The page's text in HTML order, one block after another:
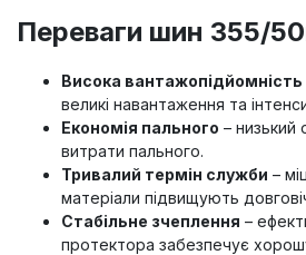
Переваги шин 355/
Висока вантажопідйомність
великі навантаження та
Економія пального – низький
витрати пального.
Тривалий термін служби –
матеріали підвищують
Стабільне зчеплення –
протектора забезпечує хорошу